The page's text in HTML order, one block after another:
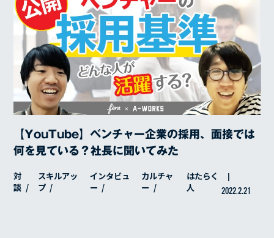
【YouTube】ベンチャー企業の採用、面接では
何を見ている？社長に聞いてみた
対
談
スキルアッ
プ
インタビュ
ー
カルチャ
ー
はたらく
人
2022.2.21